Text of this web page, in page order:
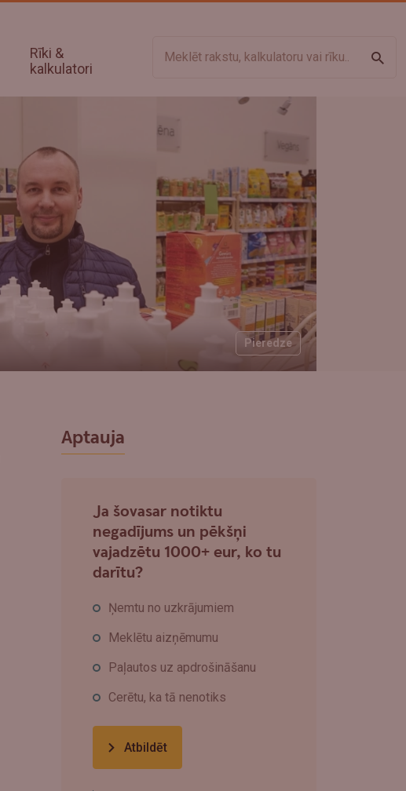
Rīki &
kalkulatori
Pieredze
Aptauja
Ja šovasar notiktu
negadījums un pēkšņi
vajadzētu 1000+ eur, ko tu
darītu?
Ņemtu no uzkrājumiem
Meklētu aizņēmumu
Paļautos uz apdrošināšanu
Cerētu, ka tā nenotiks
Atbildēt